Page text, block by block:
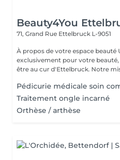
Beauty4You
71, Grand Rue Ettelbruck L-9051
À propos de votre espace beauté Un univers pensé
exclusivement pour votre
être au cur d'Ettelbruck. Notre
Pédicurie médicale soin
Traitement ongle incarné
Orthèse / arthèse